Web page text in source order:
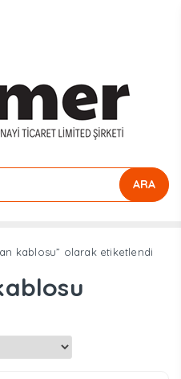
ARA
kablosu” olarak etiketlendi